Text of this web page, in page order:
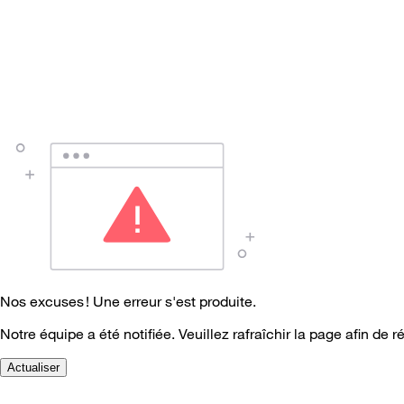
Nos excuses ! Une erreur s'est produite.
Notre équipe a été notifiée. Veuillez rafraîchir la page afin de
Actualiser